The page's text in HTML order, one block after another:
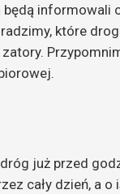
informowali
które
już przed
cały dzień, a